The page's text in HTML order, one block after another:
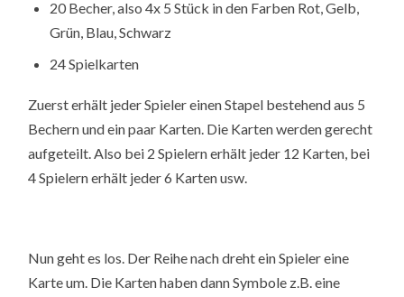
20 Becher, also 4x 5 Stück in den Farben Rot, Gelb,
Grün, Blau, Schwarz
24 Spielkarten
Zuerst erhält jeder Spieler einen Stapel bestehend aus 5
Bechern und ein paar Karten. Die Karten werden gerecht
aufgeteilt. Also bei 2 Spielern erhält jeder 12 Karten, bei
4 Spielern erhält jeder 6 Karten usw.
Nun geht es los. Der Reihe nach dreht ein Spieler eine
Karte um. Die Karten haben dann Symbole z.B. eine